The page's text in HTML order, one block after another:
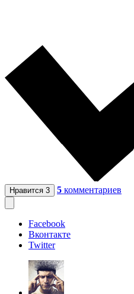
Нравится 3 5 комментариев
Facebook
Вконтакте
Twitter